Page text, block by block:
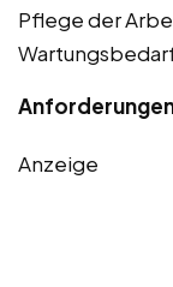
Pflege der
Anzeige